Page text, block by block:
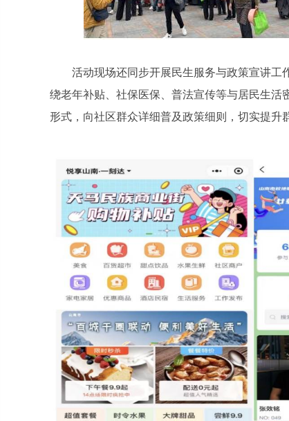
活动现场还同步开展民生服务与政策宣讲工
绕老年补贴、社保医保、普法宣传等与居民生
形式，向社区群众详细普及政策细则，切实提升